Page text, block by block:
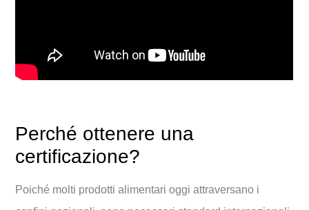
Perché ottenere una
certificazione?
Poiché molti prodotti alimentari oggi attraversano i